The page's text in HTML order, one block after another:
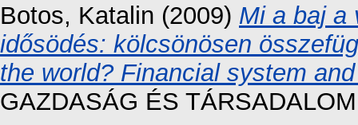
Botos, Katalin (2009) Mi a baj a
idősödés: kölcsönösen
the world? Financial system
GAZDASÁG ÉS